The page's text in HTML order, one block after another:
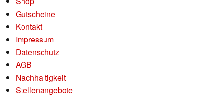
Gutscheine
Kontakt
Impressum
Datenschutz
AGB
Nachhaltigkeit
Stellenangebote